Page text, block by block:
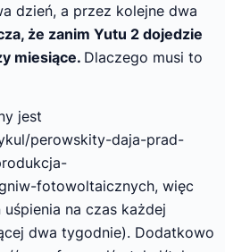
dzień, a przez kolejne dwa
że zanim Yutu 2 dojedzie
miesiące. Dlaczego musi to
jest
perowskity-daja-prad-
fotowoltaicznych, więc
na czas każdej
dwa tygodnie). Dodatkowo